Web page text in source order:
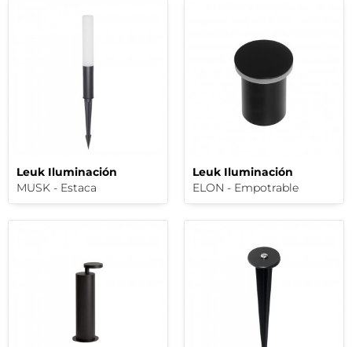
Leuk Iluminación
MUSK - Estaca
Leuk Iluminación
ELON - Empotrable